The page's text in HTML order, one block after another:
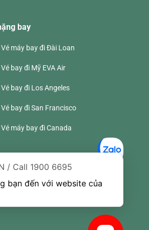
bay
Vé máy bay đi Đài Loan
Vé bay đi Mỹ EVA Air
Vé bay đi Los Angeles
Vé bay đi San Francisco
Vé máy bay đi Canada
/ Call 1900 6695
bạn đến với website của